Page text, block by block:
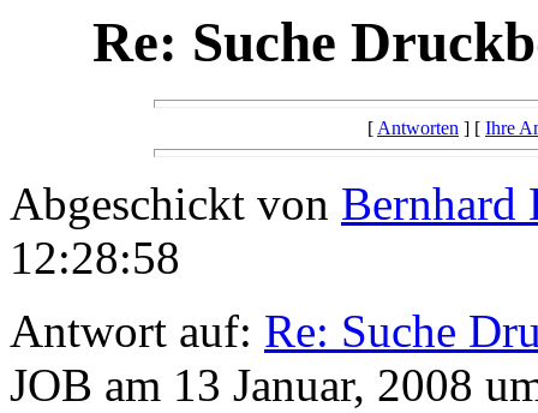
Re: Suche
[Antworten ] [ Ihre
Abgeschickt von Bernhard
12:28:58
Antwort auf: Re: Suche
JOB am 13 Januar, 2008